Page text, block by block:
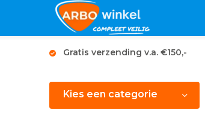
Gratis verzending v.a. €150,-
Kies een categorie